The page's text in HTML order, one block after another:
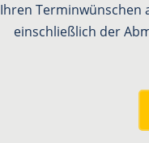
Ihren Terminwünschen
einschließlich der